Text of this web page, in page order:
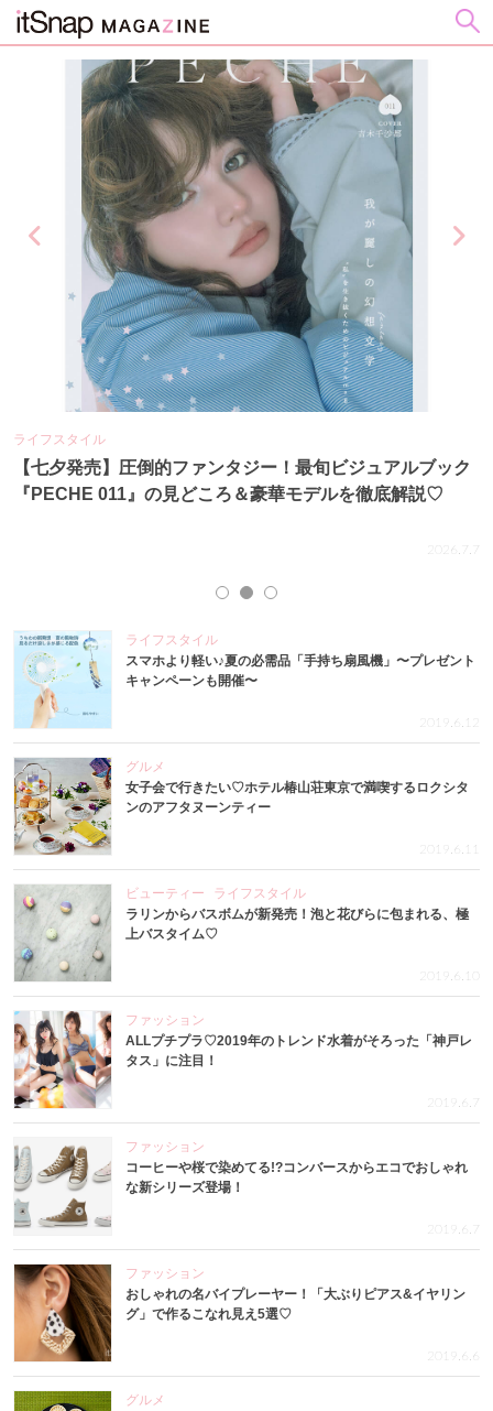
ライフスタイル
【七夕発売】圧倒的ファンタジー！最旬ビジュアルブック
『PECHE 011』の見どころ＆豪華モデルを徹底解説♡
2026.7.7
ライフスタイル
スマホより軽い♪夏の必需品「手持ち扇風機」〜プレゼント
キャンペーンも開催〜
2019.6.12
グルメ
女子会で行きたい♡ホテル椿山荘東京で満喫するロクシタ
ンのアフタヌーンティー
2019.6.11
ビューティー
ライフスタイル
ラリンからバスボムが新発売！泡と花びらに包まれる、極
上バスタイム♡
2019.6.10
ファッション
ALLプチプラ♡2019年のトレンド水着がそろった「神戸レ
タス」に注目！
2019.6.7
ファッション
コーヒーや桜で染めてる!?コンバースからエコでおしゃれ
な新シリーズ登場！
2019.6.7
ファッション
おしゃれの名バイプレーヤー！「大ぶりピアス&イヤリン
グ」で作るこなれ見え5選♡
2019.6.6
グルメ